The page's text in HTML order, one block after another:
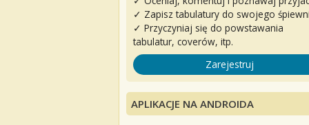
✓ Zapisz tabulatury do swojego
✓ Przyczyniaj się do powstawania
tabulatur, coverów, itp.
Zarejestruj
APLIKACJE NA ANDROIDA